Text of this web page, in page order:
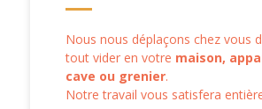
Nous nous déplaçons chez vous
tout vider en votre maison,
cave ou grenier.
Notre travail vous satisfera